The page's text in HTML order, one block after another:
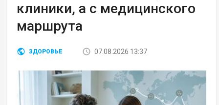
клиники, а с медицинского
маршрута
ЗДОРОВЬЕ 07.08.2026 13:37